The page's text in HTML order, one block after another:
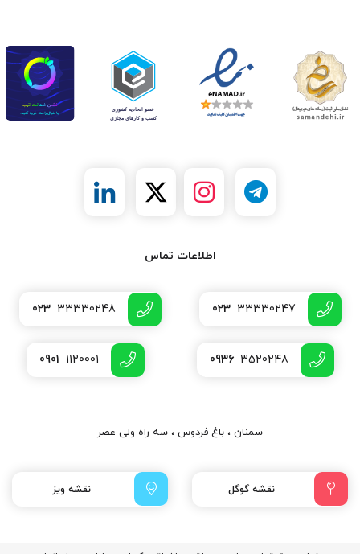
اطلاعات تماس
023 33330247
023 33330248
0936 3520248
0901 1120001
سمنان ، باغ فردوس ، سه راه ولی عصر
نقشه گوگل نقشه ویز